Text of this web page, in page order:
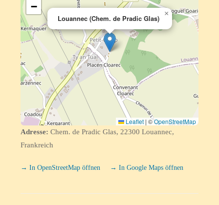
Louannec (Chem. de Pradic Glas)
×
−
Leaflet | ©OpenStreetMap
Adresse: Chem. de Pradic Glas, 22300 Louannec,
Frankreich
→ In OpenStreetMap öffnen → In Google Maps öffnen